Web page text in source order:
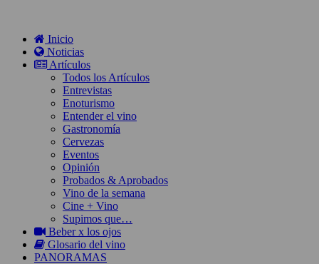
Inicio
Noticias
Artículos
Todos los Artículos
Entrevistas
Enoturismo
Entender el vino
Gastronomía
Cervezas
Eventos
Opinión
Probados & Aprobados
Vino de la semana
Cine + Vino
Supimos que…
Beber x los ojos
Glosario del vino
PANORAMAS